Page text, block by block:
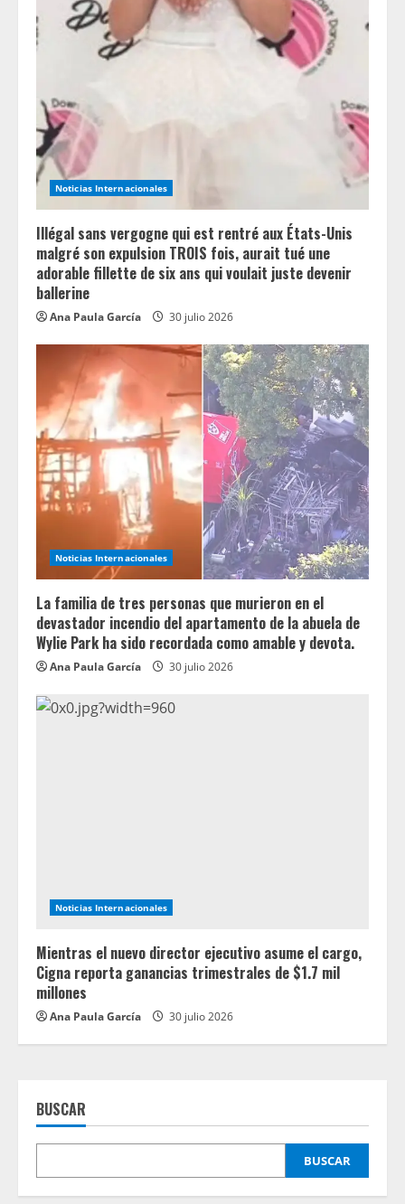
e
d
i
n
g
Noticias Internacionales
Illégal sans vergogne qui est rentré aux États-Unis
malgré son expulsion TROIS fois, aurait tué une
adorable fillette de six ans qui voulait juste devenir
ballerine
Ana Paula García 30 julio 2026
Noticias Internacionales
La familia de tres personas que murieron en el
devastador incendio del apartamento de la abuela de
Wylie Park ha sido recordada como amable y devota.
Ana Paula García 30 julio 2026
Noticias Internacionales
Mientras el nuevo director ejecutivo asume el cargo,
Cigna reporta ganancias trimestrales de $1.7 mil
millones
Ana Paula García 30 julio 2026
BUSCAR
BUSCAR